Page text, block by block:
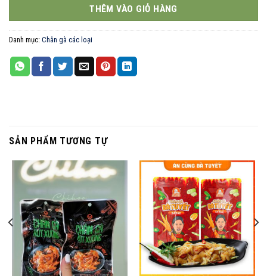
THÊM VÀO GIỎ HÀNG
Danh mục: Chân gà các loại
SẢN PHẨM TƯƠNG TỰ